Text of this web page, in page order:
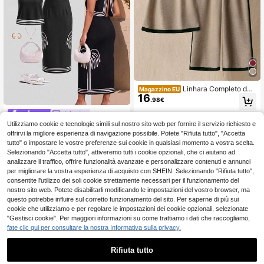
Juhart
NEW Juhart Set da 2 pezzi da donn
a taglie forti, top senza maniche co
n spacco posteriore e gonna lunga,
in tessuto intrecciato, vestibilità reg
olare, casual e comodo, per vacanz
e estive e pendolarismo, nero e bian
co
15.98€
Magazzino EU Linhara Completo da
donna taglie forti con top crop senz
a maniche a collo tondo e pantaloni
larghi e lunghi, 2 pezzi, casual e all
a moda per vacanze e uso quotidia
no, primavera/estate
16.98€
Utilizziamo cookie e tecnologie simili sul nostro sito web per fornire il servizio richiesto e
offrirvi la migliore esperienza di navigazione possibile. Potete "Rifiuta tutto", "Accetta
tutto" o impostare le vostre preferenze sui cookie in qualsiasi momento a vostra scelta.
Selezionando "Accetta tutto", attiveremo tutti i cookie opzionali, che ci aiutano ad
analizzare il traffico, offrire funzionalità avanzate e personalizzare contenuti e annunci
per migliorare la vostra esperienza di acquisto con SHEIN. Selezionando "Rifiuta tutto",
consentite l'utilizzo dei soli cookie strettamente necessari per il funzionamento del
nostro sito web. Potete disabilitarli modificando le impostazioni del vostro browser, ma
questo potrebbe influire sul corretto funzionamento del sito. Per saperne di più sui
cookie che utilizziamo e per regolare le impostazioni dei cookie opzionali, selezionate
"Gestisci cookie". Per maggiori informazioni su come trattiamo i dati che raccogliamo,
fate clic qui per consultare la nostra Informativa sulla privacy.
Rifiuta tutto